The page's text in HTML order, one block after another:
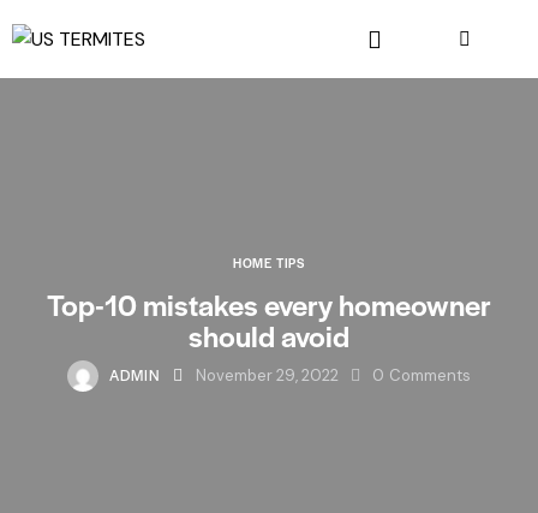
HOME TIPS
Top-10 mistakes every homeowner
should avoid
ADMIN November 29, 2022 0 Comments